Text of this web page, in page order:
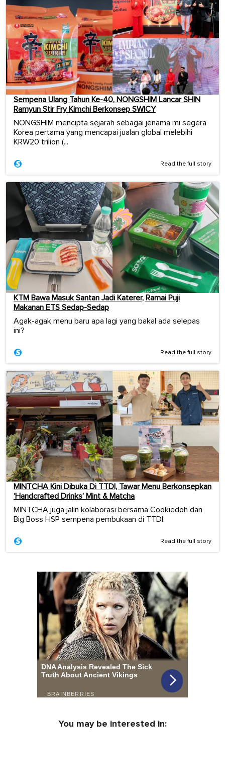
Sempena Ulang Tahun Ke-40, NONGSHIM Lancar SHIN
Ramyun Stir Fry Kimchi Berkonsep SWICY
NONGSHIM mencipta sejarah sebagai jenama mi segera
Korea pertama yang mencapai jualan global melebihi
KRW20 trilion (...
Read the full story
KTM Bawa Masuk Santan Jadi Katerer, Ramai Puji
Makanan ETS Sedap-Sedap
Agak-agak menu baru apa lagi yang bakal ada selepas
ini?
Read the full story
MINTCHA Kini Dibuka Di TTDI, Tawar Menu Berkonsepkan
‘Handcrafted Drinks’ Mint & Matcha
MINTCHA juga jalin kolaborasi bersama Cookiedoh dan
Big Boss HSP sempena pembukaan di TTDI.
Read the full story
You may be interested in: